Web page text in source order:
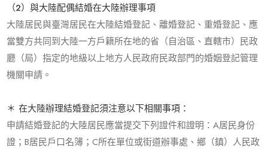
（2）與大陸配偶結婚在大陸辦理事項
大陸居民與臺灣居民在大陸結婚登記、離婚登記、重婚登記、應
當雙方共同到大陸一方戶籍所在地的省（自治區、直轄市）民政
廳（局）指定的地級以上地方人民政府民政部門的婚姻登記管理
機關申請。
＊ 在大陸辦理結婚登記須注意以下相關事項：
申請結婚登記的大陸居民應當提交下列證件和證明：A居民身份
證；B居民戶口名簿；C所在單位或街道辦事處、鄉（鎮）人民政